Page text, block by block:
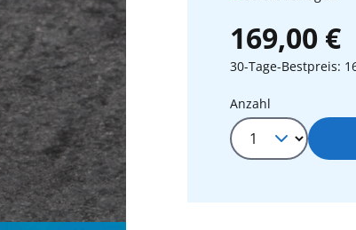
169,00 €
30-Tage-Bestpreis:
Produkt
Anzahl